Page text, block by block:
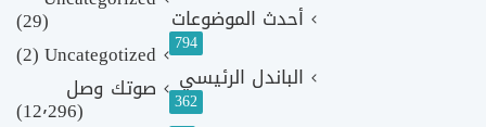
أحدث الموضوعات
794
الباندل الرئيسي
362
(29)
Uncategotized
(2)
صوتك وصل
(12٬296)